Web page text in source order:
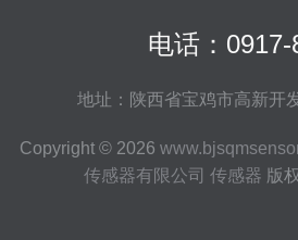
电话：0917-
地址：陕西省宝鸡市高新开
Copyright © 2026
传感器有限公司 传感器 版